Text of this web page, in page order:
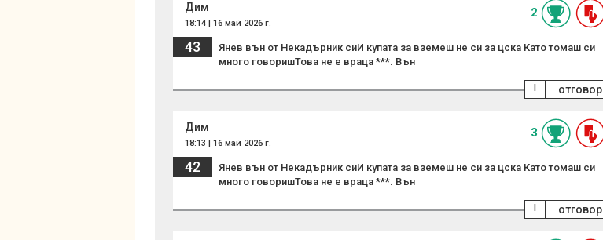
Дим
18:14 | 16 май 2026 г.
2
43
Янев вън от Некадърник сиИ купата за вземеш не си за цска Като томаш си
много говоришТова не е враца ***. Вън
отговор
!
Дим
18:13 | 16 май 2026 г.
3
42
Янев вън от Некадърник сиИ купата за вземеш не си за цска Като томаш си
много говоришТова не е враца ***. Вън
отговор
!